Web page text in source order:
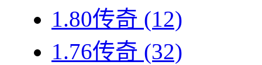
1.80传奇 (12)
1.76传奇 (32)